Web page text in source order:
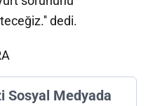
dedi.
Sosyal Medyada